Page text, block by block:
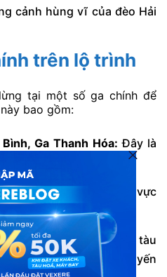
cảnh hùng vĩ của đèo Hải
trên lộ trình
tại một số ga chính để
bao gồm:
Ga Thanh Hóa: Đây là
bằng Bắc Bộ.
ga trọng điểm ở khu vực
không thể thiếu. Từ đây, tàu
vượt đèo. Cả hai tuyến